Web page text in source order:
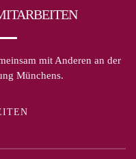
mit Anderen an der
Münchens.